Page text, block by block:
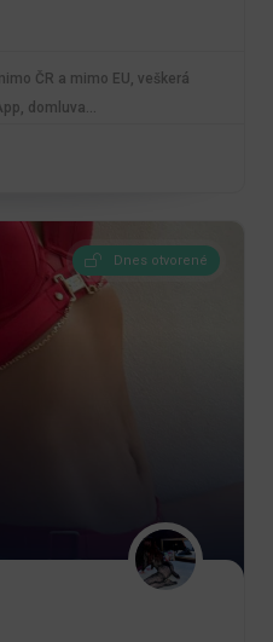
ČR a mimo EU, veškerá
domluva…
Dnes otvorené